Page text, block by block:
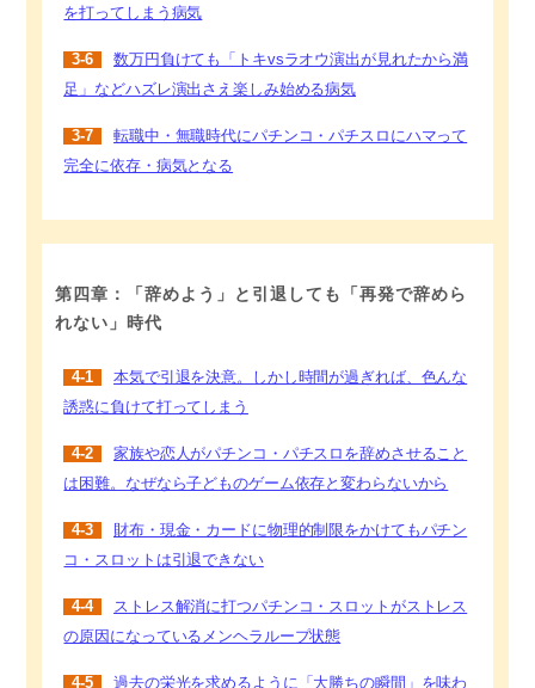
を打ってしまう病気
3-6
数万円負けても「トキvsラオウ演出が見れたから満
足」などハズレ演出さえ楽しみ始める病気
3-7
転職中・無職時代にパチンコ・パチスロにハマって
完全に依存・病気となる
第四章：「辞めよう」と引退しても「再発で辞めら
れない」時代
4-1
本気で引退を決意。しかし時間が過ぎれば、色んな
誘惑に負けて打ってしまう
4-2
家族や恋人がパチンコ・パチスロを辞めさせること
は困難。なぜなら子どものゲーム依存と変わらないから
4-3
財布・現金・カードに物理的制限をかけてもパチン
コ・スロットは引退できない
4-4
ストレス解消に打つパチンコ・スロットがストレス
の原因になっているメンヘラループ状態
4-5 過去の栄光を求めるように「大勝ちの瞬間」を味わ